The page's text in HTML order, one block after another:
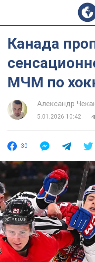
Канада
МЧМ по
Александр
5.01.2026 10:42
30